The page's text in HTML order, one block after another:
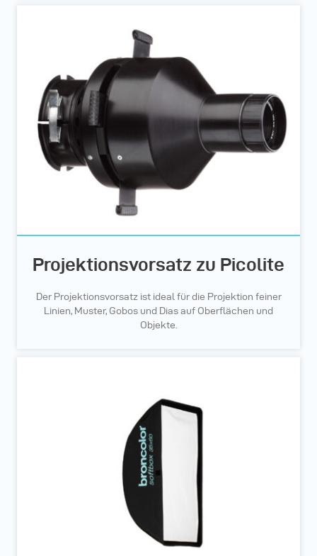
Projektionsvorsatz zu Picolite
Der Projektionsvorsatz ist ideal für die Projektion feiner
Linien, Muster, Gobos und Dias auf Oberflächen und
Objekte.